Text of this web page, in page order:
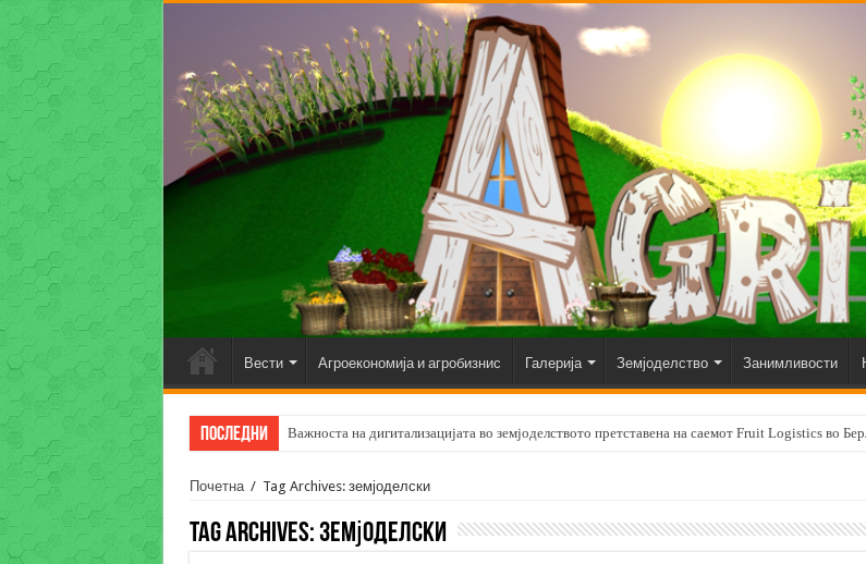
Вести Агроекономија и агробизнис Галерија Земјоделство Занимливости
Последни Важноста на дигитализацијата во земјоделството претставена на саемот Fruit Logistics во
Почетна / Tag Archives: земјоделски
Tag Archives:земјоделски